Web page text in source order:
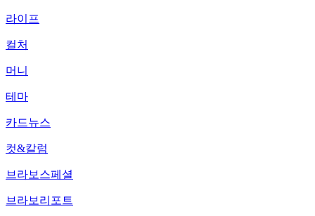
라이프
컬처
머니
테마
카드뉴스
컷&칼럼
브라보스페셜
브라보리포트